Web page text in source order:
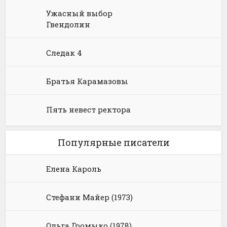
Ужасный выбор
Гвендолин
Следак 4
Братья Карамазовы
Пять невест ректора
Популярные писатели
Елена Кароль
Стефани Майер (1973)